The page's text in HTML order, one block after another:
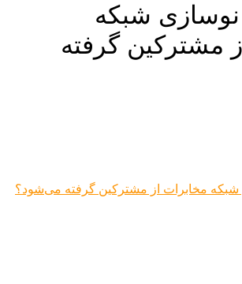
نوسازی شبکه
مشترکین گرفته